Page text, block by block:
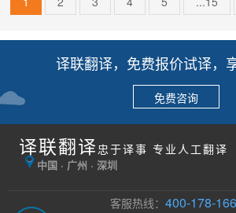
译联翻译，免费报价试译，
免费咨询
译联翻译 忠于译事 专业人工翻译
中国 · 广州 · 深圳
客服热线：400-178-